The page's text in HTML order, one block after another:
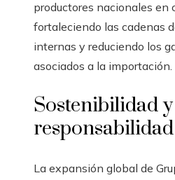
productores nacionales en
fortaleciendo las cadenas
internas y reduciendo los
asociados a la importación.
Sostenibilidad y
La expansión global de